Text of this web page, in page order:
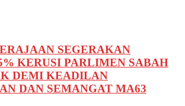
SEGERAKAN
KERUSI PARLIMEN SABAH
DEMI KEADILAN
DAN SEMANGAT MA63